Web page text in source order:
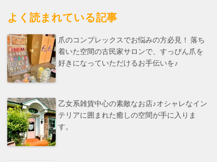
よく読まれている記事
爪のコンプレックスでお悩みの方必見！ 落ち
着いた空間の古民家サロンで、すっぴん爪を
好きになっていただけるお手伝いを♪
乙女系雑貨中心の素敵なお店♪オシャレなイン
テリアに囲まれた癒しの空間が手に入りま
す。